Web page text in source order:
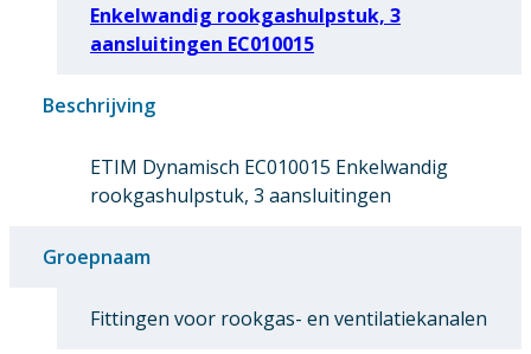
Enkelwandig rookgashulpstuk, 3
aansluitingen EC010015
Beschrijving
ETIM Dynamisch EC010015 Enkelwandig
rookgashulpstuk, 3 aansluitingen
Groepnaam
Fittingen voor rookgas- en ventilatiekanalen